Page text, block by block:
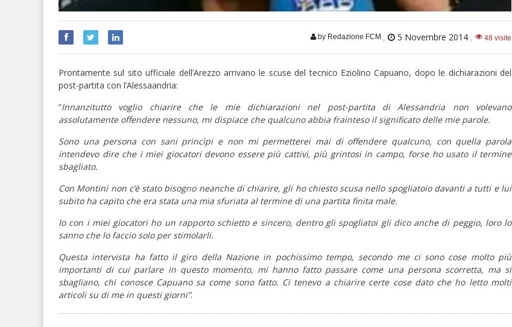
by Redazione FCM , 5 Novembre 2014 , 48 visite
Prontamente sul sito ufficiale dell’Arezzo arrivano le scuse del tecnico Eziolino Capuano, dopo le dichiarazioni del
post-partita con l’Alessaandria:
“Innanzitutto voglio chiarire che le mie dichiarazioni nel post-partita di Alessandria non volevano
assolutamente offendere nessuno, mi dispiace che qualcuno abbia frainteso il significato delle mie parole.
Sono una persona con sani princìpi e non mi permetterei mai di offendere qualcuno, con quella parola
intendevo dire che i miei giocatori devono essere più cattivi, più grintosi in campo, forse ho usato il termine
sbagliato.
Con Montini non c’è stato bisogno neanche di chiarire, gli ho chiesto scusa nello spogliatoio davanti a tutti e lui
subito ha capito che era stata una mia sfuriata al termine di una partita finita male.
Io con i miei giocatori ho un rapporto schietto e sincero, dentro gli spogliatoi gli dico anche di peggio, loro lo
sanno che lo faccio solo per stimolarli.
Questa intervista ha fatto il giro della Nazione in pochissimo tempo, secondo me ci sono cose molto più
importanti di cui parlare in questo momento, mi hanno fatto passare come una persona scorretta, ma si
sbagliano, chi conosce Capuano sa come sono fatto. Ci tenevo a chiarire certe cose dato che ho letto molti
articoli su di me in questi giorni”.